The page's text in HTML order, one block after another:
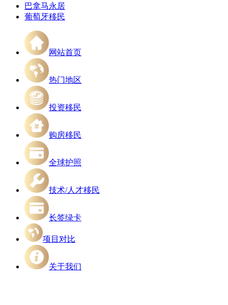
巴拿马永居
葡萄牙移民
网站首页
热门地区
投资移民
购房移民
全球护照
技术/人才移民
长签绿卡
项目对比
关于我们